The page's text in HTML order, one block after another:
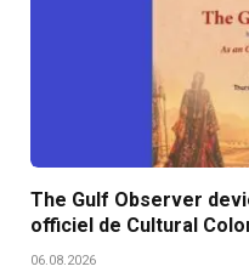
The Gulf Observer
officiel de Cultural
06.08.2026